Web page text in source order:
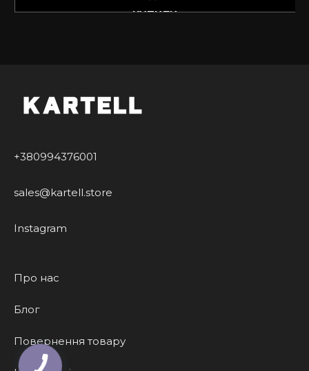
КУПИТИ
+380994376001
sales@kartell.store
Instagram
Про нас
Блог
Повернення товару